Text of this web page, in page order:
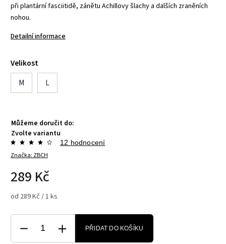
při plantární fasciitidě, zánětu Achillovy šlachy a dalších zraněních
nohou.
Detailní informace
Velikost
M
L
Můžeme doručit do:
Zvolte variantu
Značka: ZBCH
12 hodnocení
289 Kč
od 289 Kč / 1 ks
PŘIDAT DO KOŠÍKU